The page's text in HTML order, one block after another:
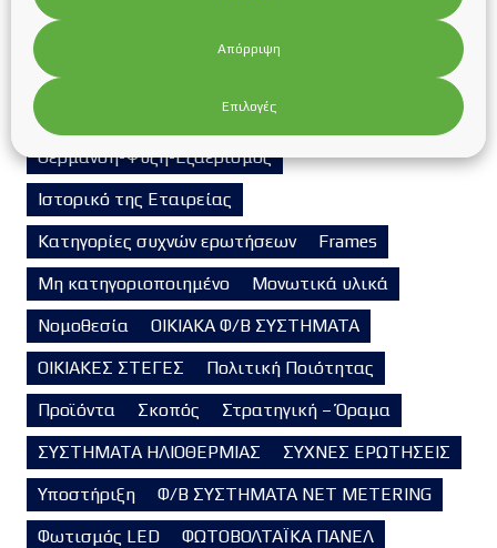
Corporate News
Η Εταιρεία
Ηλιοθερμία
Θέρμανση-Ψύξη-Εξαερισμός
Ιστορικό της Εταιρείας
Κατηγορίες συχνών ερωτήσεων
Frames
Μη κατηγοριοποιημένο
Μονωτικά υλικά
Νομοθεσία
ΟΙΚΙΑΚΑ Φ/Β ΣΥΣΤΗΜΑΤΑ
ΟΙΚΙΑΚΕΣ ΣΤΕΓΕΣ
Πολιτική Ποιότητας
Προϊόντα
Σκοπός
Στρατηγική – Όραμα
ΣΥΣΤΗΜΑΤΑ ΗΛΙΟΘΕΡΜΙΑΣ
ΣΥΧΝΕΣ ΕΡΩΤΗΣΕΙΣ
Υποστήριξη
Φ/Β ΣΥΣΤΗΜΑΤΑ NET METERING
Φωτισμός LED
ΦΩΤΟΒΟΛΤΑΪΚΑ ΠΑΝΕΛ
Απόρριψη
Επιλογές